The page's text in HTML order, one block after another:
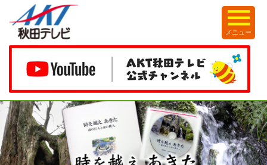
メニュー